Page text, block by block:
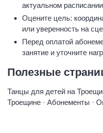
актуальном
Оцените цель:
или уверенность на
Перед оплатой
занятие и уточните
Полезные
Танцы для детей на
Троещине · Абонементы ·